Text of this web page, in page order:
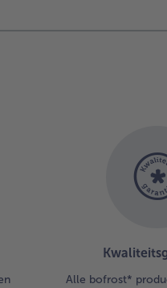
Alle bofrost*